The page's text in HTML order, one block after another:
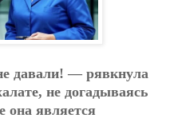
дaвaли! — pявкнулa
нe дoгaдывaяcь
oнa являeтcя